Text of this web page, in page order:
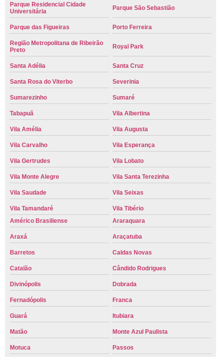
Parque Residencial Cidade
Universitária
Parque São Sebastião
Parque das Figueiras Porto Ferreira
Região Metropolitana de Ribeirão
Preto
Royal Park
Santa Adélia Santa Cruz
Santa Rosa do Viterbo Severinia
Sumarezinho Sumaré
Tabapuã Vila Albertina
Vila Amélia Vila Augusta
Vila Carvalho Vila Esperança
Vila Gertrudes Vila Lobato
Vila Monte Alegre Vila Santa Terezinha
Vila Saudade Vila Seixas
Vila Tamandaré
Vila Tibério
Américo Brasiliense
Araraquara
Araxá Araçatuba
Barretos Caldas Novas
Catalão Cândido Rodrigues
Divinópolis Dobrada
Fernadópolis Franca
Guará Itubiara
Matão Monte Azul Paulista
Motuca Passos